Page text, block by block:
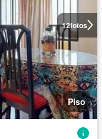
12fotos
Piso